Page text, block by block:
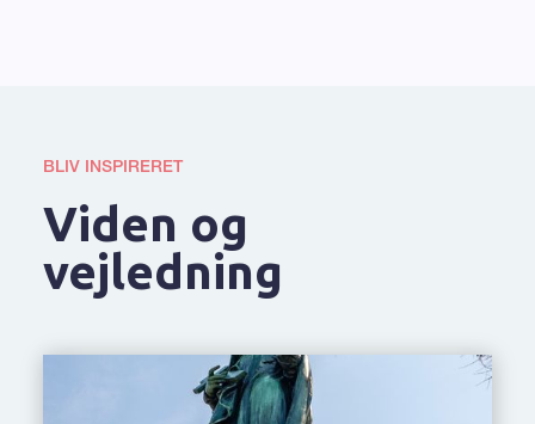
BLIV INSPIRERET
Viden og
vejledning